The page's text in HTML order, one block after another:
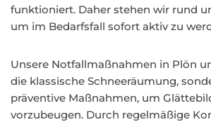
funktioniert. Daher stehen wir rund
um im Bedarfsfall sofort aktiv zu
Unsere Notfallmaßnahmen in Plön
die klassische Schneeräumung,
präventive Maßnahmen, um
vorzubeugen. Durch regelmäßige